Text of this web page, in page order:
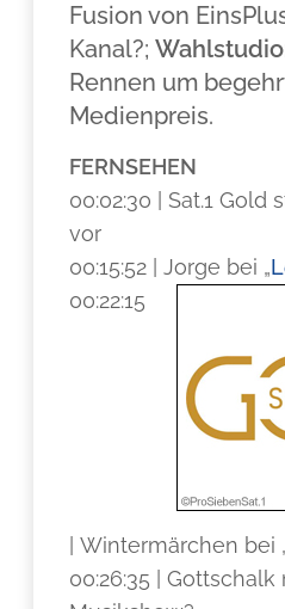
Fusion von
Kanal?;
Rennen um
Medienpreis.
FERNSEHEN
00:02:30 | Sat.1 Gold
vor
00:15:52 | Jorge bei „
00:22:15
| Wintermärchen bei
00:26:35 |